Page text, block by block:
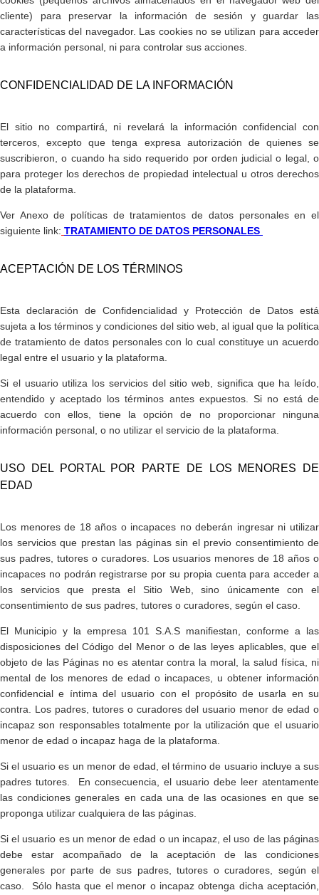
cliente) para preservar la información de sesión y guardar las
características del navegador. Las cookies no se utilizan para acceder
a información personal, ni para controlar sus acciones.
​CONFIDENCIALIDAD DE LA INFORMACIÓN
El sitio no compartirá, ni revelará la información confidencial con
terceros, excepto que tenga expresa autorización de quienes se
suscribieron, o cuando ha sido requerido por orden judicial o legal, o
para proteger los derechos de propiedad intelectual u otros derechos
de la plataforma.
Ver Anexo de políticas de tratamientos de datos personales en el
siguiente link: TRATAMIENTO DE DATOS PERSONALES
​ACEPTACIÓN DE LOS TÉRMINOS
Esta declaración de Confidencialidad y Protección de Datos está
sujeta a los términos y condiciones del sitio web, al igual que la política
de tratamiento de datos personales con lo cual constituye un acuerdo
legal entre el usuario y la plataforma.
Si el usuario utiliza los servicios del sitio web, significa que ha leído,
entendido y aceptado los términos antes expuestos. Si no está de
acuerdo con ellos, tiene la opción de no proporcionar ninguna
información personal, o no utilizar el servicio de la plataforma.
​USO DEL PORTAL POR PARTE DE LOS MENORES DE
EDAD
Los menores de 18 años o incapaces no deberán ingresar ni utilizar
los servicios que prestan las páginas sin el previo consentimiento de
sus padres, tutores o curadores. Los usuarios menores de 18 años o
incapaces no podrán registrarse por su propia cuenta para acceder a
los servicios que presta el Sitio Web, sino únicamente con el
consentimiento de sus padres, tutores o curadores, según el caso.
El Municipio y la empresa 101 S.A.S manifiestan, conforme a las
disposiciones del Código del Menor o de las leyes aplicables, que el
objeto de las Páginas no es atentar contra la moral, la salud física, ni
mental de los menores de edad o incapaces, u obtener información
confidencial e íntima del usuario con el propósito de usarla en su
contra. Los padres, tutores o curadores del usuario menor de edad o
incapaz son responsables totalmente por la utilización que el usuario
menor de edad o incapaz haga de la plataforma.
Si el usuario es un menor de edad, el término de usuario incluye a sus
padres tutores. En consecuencia, el usuario debe leer atentamente
las condiciones generales en cada una de las ocasiones en que se
proponga utilizar cualquiera de las páginas.
Si el usuario es un menor de edad o un incapaz, el uso de las páginas
debe estar acompañado de la aceptación de las condiciones
generales por parte de sus padres, tutores o curadores, según el
caso. Sólo hasta que el menor o incapaz obtenga dicha aceptación,